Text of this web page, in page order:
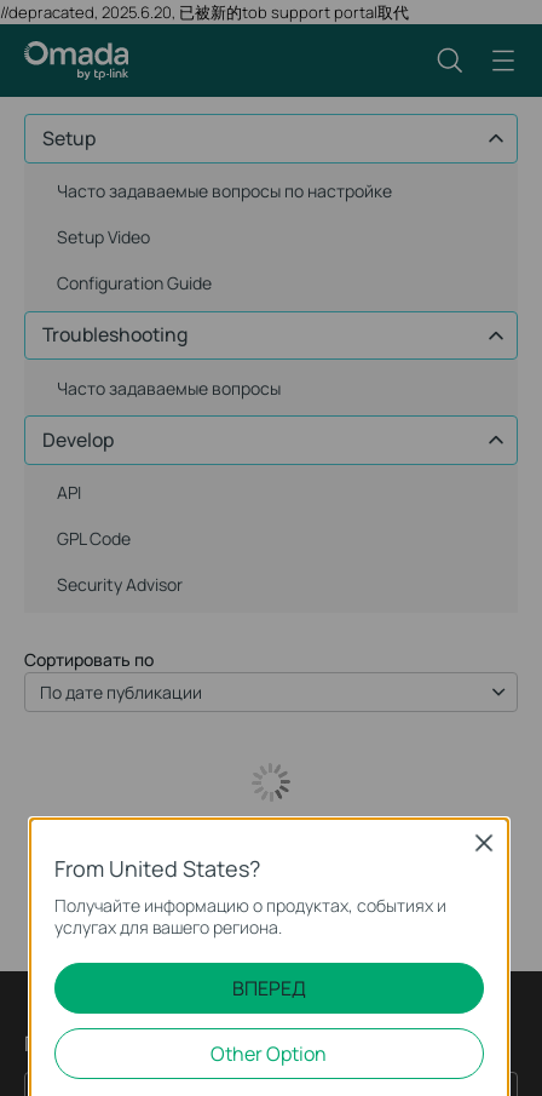
//depracated, 2025.6.20, 已被新的tob support portal取代
Setup
Часто задаваемые вопросы по настройке
Setup Video
Configuration Guide
Troubleshooting
Часто задаваемые вопросы
Develop
API
GPL Code
Security Advisor
Сортировать по
По дате публикации
Подпишитесь на рассылку
From United States?
Получайте информацию о продуктах, событиях и
услугах для вашего региона.
ВПЕРЕД
Other Option
Close